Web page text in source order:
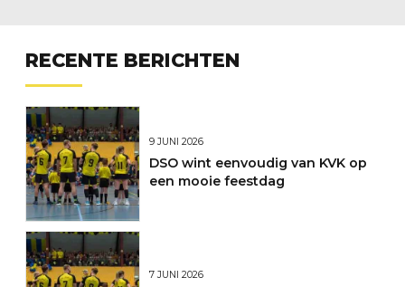
RECENTE BERICHTEN
9 JUNI 2026
DSO wint eenvoudig van KVK op
een mooie feestdag
7 JUNI 2026